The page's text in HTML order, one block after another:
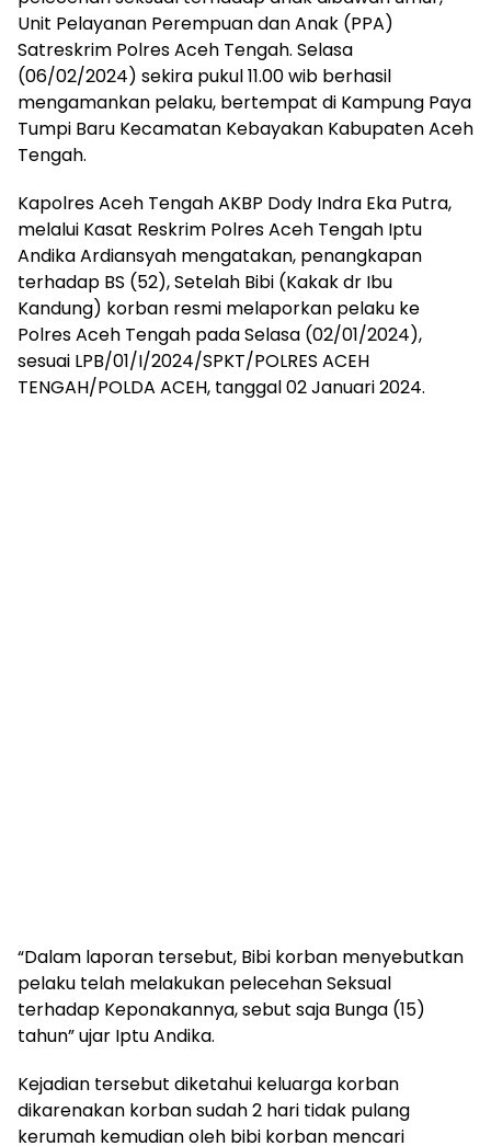
Unit Pelayanan Perempuan dan Anak (PPA)
Satreskrim Polres Aceh Tengah. Selasa
(06/02/2024) sekira pukul 11.00 wib berhasil
mengamankan pelaku, bertempat di Kampung Paya
Tumpi Baru Kecamatan Kebayakan Kabupaten Aceh
Tengah.
Kapolres Aceh Tengah AKBP Dody Indra Eka Putra,
melalui Kasat Reskrim Polres Aceh Tengah Iptu
Andika Ardiansyah mengatakan, penangkapan
terhadap BS (52), Setelah Bibi (Kakak dr Ibu
Kandung) korban resmi melaporkan pelaku ke
Polres Aceh Tengah pada Selasa (02/01/2024),
sesuai LPB/01/I/2024/SPKT/POLRES ACEH
TENGAH/POLDA ACEH, tanggal 02 Januari 2024.
“Dalam laporan tersebut, Bibi korban menyebutkan
pelaku telah melakukan pelecehan Seksual
terhadap Keponakannya, sebut saja Bunga (15)
tahun” ujar Iptu Andika.
Kejadian tersebut diketahui keluarga korban
dikarenakan korban sudah 2 hari tidak pulang
kerumah kemudian oleh bibi korban mencari